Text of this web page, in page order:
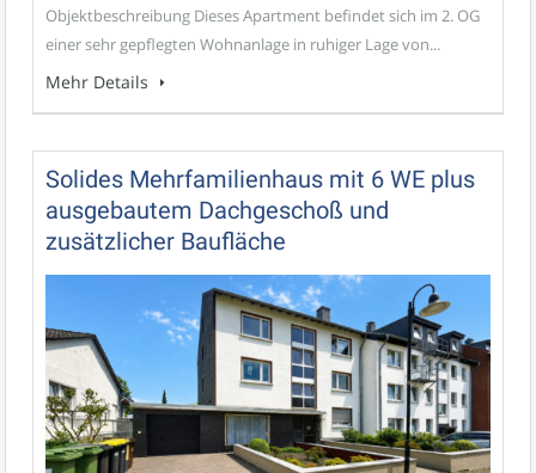
Objektbeschreibung Dieses Apartment befindet sich im 2. OG
einer sehr gepflegten Wohnanlage in ruhiger Lage von...
Mehr Details
Solides Mehrfamilienhaus mit 6 WE plus
ausgebautem Dachgeschoß und
zusätzlicher Baufläche